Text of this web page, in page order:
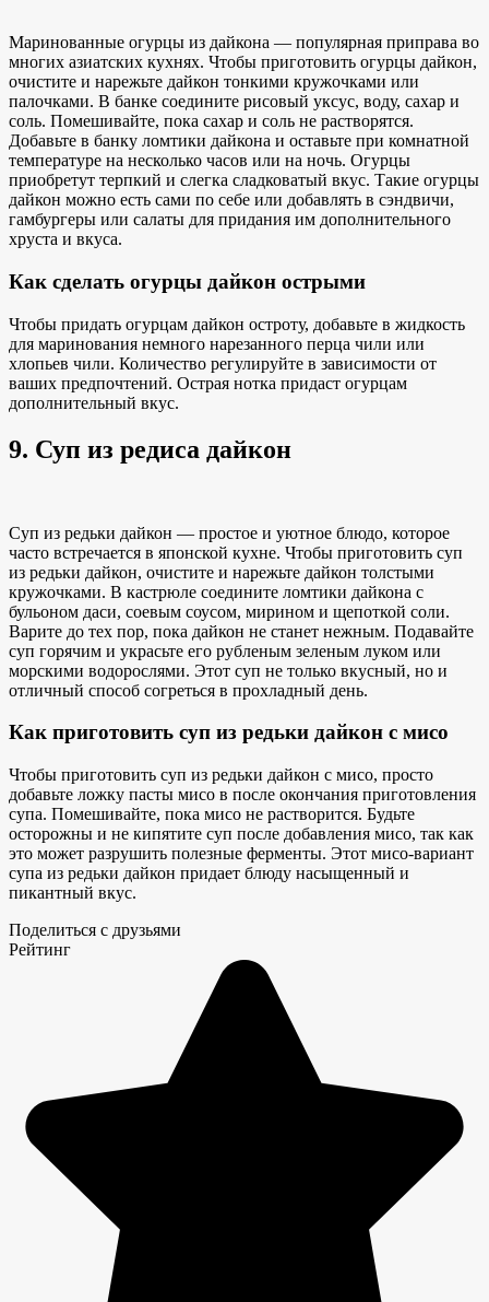
Маринованные огурцы из дайкона — популярная приправа во
многих азиатских кухнях. Чтобы приготовить огурцы дайкон,
очистите и нарежьте дайкон тонкими кружочками или
палочками. В банке соедините рисовый уксус, воду, сахар и
соль. Помешивайте, пока сахар и соль не растворятся.
Добавьте в банку ломтики дайкона и оставьте при комнатной
температуре на несколько часов или на ночь. Огурцы
приобретут терпкий и слегка сладковатый вкус. Такие огурцы
дайкон можно есть сами по себе или добавлять в сэндвичи,
гамбургеры или салаты для придания им дополнительного
хруста и вкуса.
Как сделать огурцы дайкон острыми
Чтобы придать огурцам дайкон остроту, добавьте в жидкость
для маринования немного нарезанного перца чили или
хлопьев чили. Количество регулируйте в зависимости от
ваших предпочтений. Острая нотка придаст огурцам
дополнительный вкус.
9. Суп из редиса дайкон
Суп из редьки дайкон — простое и уютное блюдо, которое
часто встречается в японской кухне. Чтобы приготовить суп
из редьки дайкон, очистите и нарежьте дайкон толстыми
кружочками. В кастрюле соедините ломтики дайкона с
бульоном даси, соевым соусом, мирином и щепоткой соли.
Варите до тех пор, пока дайкон не станет нежным. Подавайте
суп горячим и украсьте его рубленым зеленым луком или
морскими водорослями. Этот суп не только вкусный, но и
отличный способ согреться в прохладный день.
Как приготовить суп из редьки дайкон с мисо
Чтобы приготовить суп из редьки дайкон с мисо, просто
добавьте ложку пасты мисо в после окончания приготовления
супа. Помешивайте, пока мисо не растворится. Будьте
осторожны и не кипятите суп после добавления мисо, так как
это может разрушить полезные ферменты. Этот мисо-вариант
супа из редьки дайкон придает блюду насыщенный и
пикантный вкус.
Поделиться с друзьями
Рейтинг